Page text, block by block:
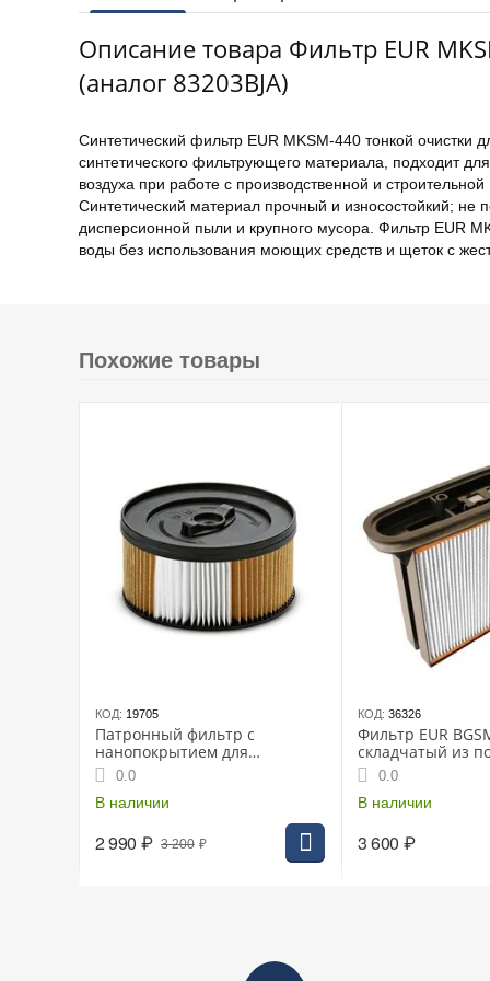
Описание товара Фильтр EUR
(аналог 83203BJA)
Синтетический фильтр EUR MKSM-440 тонкой очистки
синтетического фильтрующего материала, подходит
воздуха при работе с производственной и
Синтетический материал прочный и износостойкий;
дисперсионной пыли и крупного мусора. Фильтр EUR
воды без использования моющих средств и щеток с
Похожие товары
КОД: 19705
Патронный фильтр с
нанопокрытием для
пылесосов WD 4.xxx/5.xxx,
Karcher
0.0
В наличии
3 200 ₽
2 990 ₽
КОД: 36326
Фильтр EUR
складчатый из
для пылесоса
0.0
В наличии
3 600 ₽